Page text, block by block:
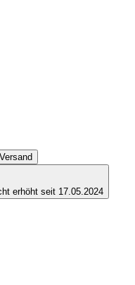
Versand
erhöht seit 17.05.2024